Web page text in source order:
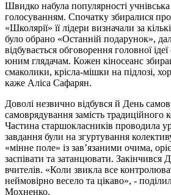
Швидко набула популярності
голосуванням. Спочатку збиралися
«Школярії» її лідери визначали за
було обрано «Останній подарунок»,
відбувається обговорення головної
юним глядачам. Кожен кіносеанс
смаколики, крісла-мішки на підлозі,
каже Аліса Сафарян.
Доволі незвично відбувся й День
самоврядування замість традиційного
Частина старшокласників проводила
завдання були на згуртування
«мінне поле» із зав’язаними очима,
заспівати та затанцювати.
вчителів. «Коли звикла все
неймовірно весело та цікаво», -
Мохненко.